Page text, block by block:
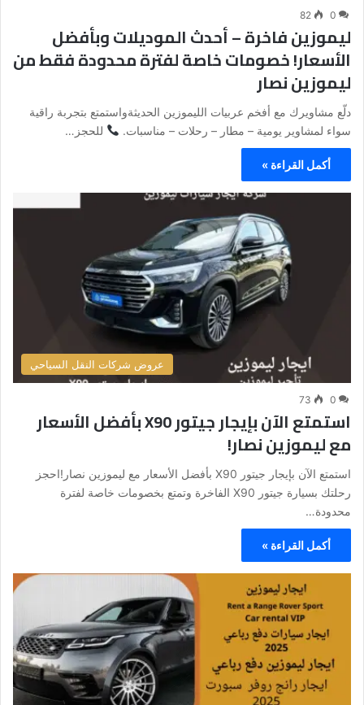
0
82
ليموزين فاخرة – أحدث الموديلات وبأفضل
الأسعار! خصومات خاصة لفترة محدودة فقط من
ليموزين نصار
دلّع مشاويرك مع أفخم عربيات الليموزين الحديثةواستمتع بتجربة راقية
سواء لمشاوير يومية – مطار – رحلات – مناسبات.
للحجز…
أكمل القراءة »
عروض شركات النقل السياحي
0
73
استمتع الآن بإيجار جيتور X90 بأفضل الأسعار
مع ليموزين نصار!
استمتع الآن بإيجار جيتور X90 بأفضل الأسعار مع ليموزين نصار!احجز
رحلتك بسيارة جيتور X90 الفاخرة وتمتع بخصومات خاصة لفترة
محدودة…
أكمل القراءة »